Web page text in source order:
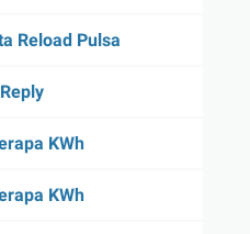
Reload Pulsa
KWh
KWh